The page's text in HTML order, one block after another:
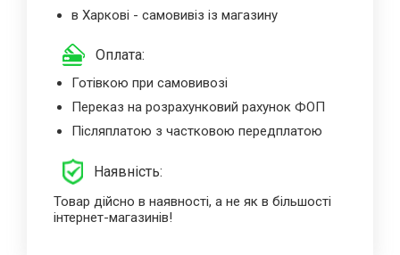
в Харкові - самовивіз із магазину
Оплата:
Готівкою при самовивозі
Переказ на розрахунковий рахунок ФОП
Післяплатою з частковою передплатою
Наявність:
Товар дійсно в наявності, а не як в більшості
інтернет-магазинів!